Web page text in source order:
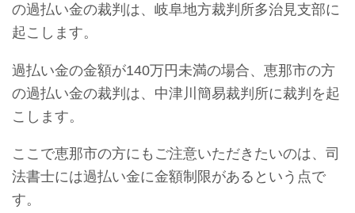
の過払い金の裁判は、岐阜地方裁判所多治見支部に
起こします。
過払い金の金額が140万円未満の場合、恵那市の方
の過払い金の裁判は、中津川簡易裁判所に裁判を起
こします。
ここで恵那市の方にもご注意いただきたいのは、司
法書士には過払い金に金額制限があるという点で
す。